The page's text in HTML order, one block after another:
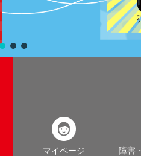
マイページ 障害